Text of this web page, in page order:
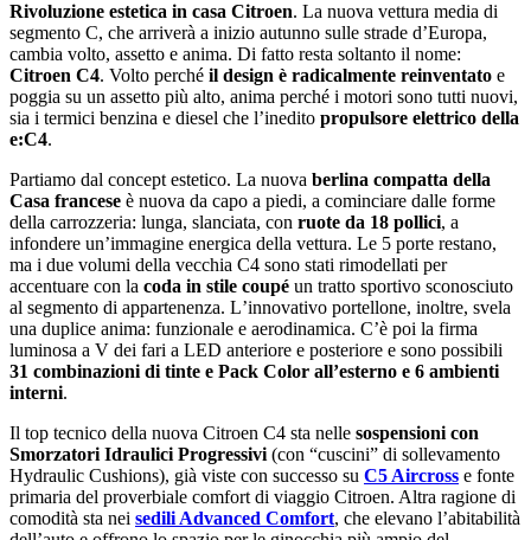
Rivoluzione estetica in casa Citroen. La nuova vettura media di
segmento C, che arriverà a inizio autunno sulle strade dʼEuropa,
cambia volto, assetto e anima. Di fatto resta soltanto il nome:
Citroen C4. Volto perché il design è radicalmente reinventato e
poggia su un assetto più alto, anima perché i motori sono tutti nuovi,
sia i termici benzina e diesel che lʼinedito propulsore elettrico della
e:C4.
Partiamo dal concept estetico. La nuova berlina compatta della
Casa francese è nuova da capo a piedi, a cominciare dalle forme
della carrozzeria: lunga, slanciata, con ruote da 18 pollici, a
infondere unʼimmagine energica della vettura. Le 5 porte restano,
ma i due volumi della vecchia C4 sono stati rimodellati per
accentuare con la coda in stile coupé un tratto sportivo sconosciuto
al segmento di appartenenza. Lʼinnovativo portellone, inoltre, svela
una duplice anima: funzionale e aerodinamica. Cʼè poi la firma
luminosa a V dei fari a LED anteriore e posteriore e sono possibili
31 combinazioni di tinte e Pack Color all’esterno e 6 ambienti
interni.
Il top tecnico della nuova Citroen C4 sta nelle sospensioni con
Smorzatori Idraulici Progressivi (con “cuscini” di sollevamento
Hydraulic Cushions), già viste con successo su C5 Aircross e fonte
primaria del proverbiale comfort di viaggio Citroen. Altra ragione di
comodità sta nei sedili Advanced Comfort, che elevano l’abitabilità